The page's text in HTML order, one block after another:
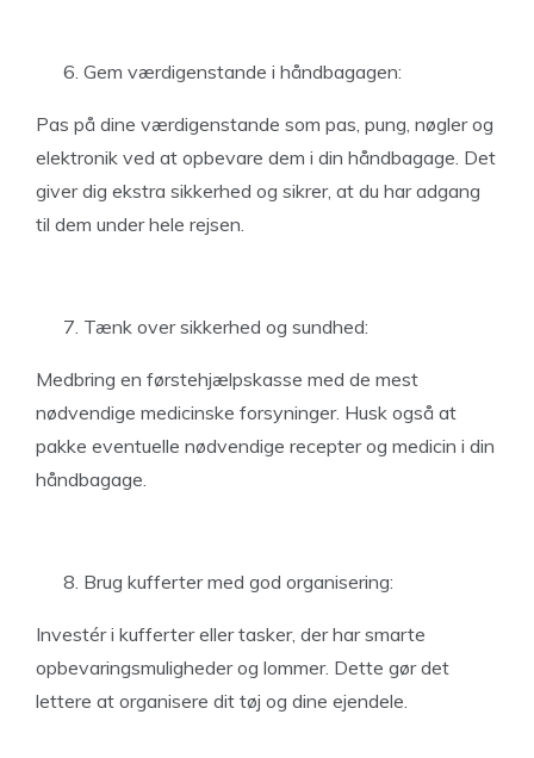
Gem værdigenstande i håndbagagen:
Pas på dine værdigenstande som pas, pung, nøgler og
elektronik ved at opbevare dem i din håndbagage. Det
giver dig ekstra sikkerhed og sikrer, at du har adgang
til dem under hele rejsen.
Tænk over sikkerhed og sundhed:
Medbring en førstehjælpskasse med de mest
nødvendige medicinske forsyninger. Husk også at
pakke eventuelle nødvendige recepter og medicin i din
håndbagage.
Brug kufferter med god organisering:
Investér i kufferter eller tasker, der har smarte
opbevaringsmuligheder og lommer. Dette gør det
lettere at organisere dit tøj og dine ejendele.